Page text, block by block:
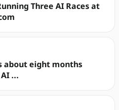
Three AI Races at
about eight months
...